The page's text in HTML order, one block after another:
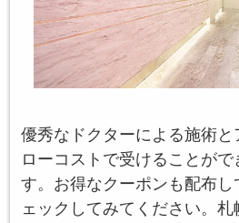
優秀なドクターによる施術と
ローコストで受けることが
す。お得なクーポンも配布
ェックしてみてください。